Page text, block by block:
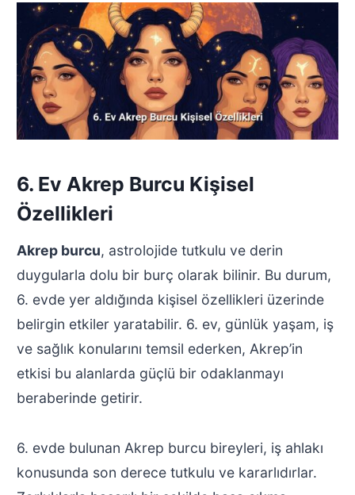
6. Ev Akrep Burcu Kişisel
Özellikleri
Akrep burcu, astrolojide tutkulu ve derin
duygularla dolu bir burç olarak bilinir. Bu durum,
6. evde yer aldığında kişisel özellikleri üzerinde
belirgin etkiler yaratabilir. 6. ev, günlük yaşam, iş
ve sağlık konularını temsil ederken, Akrep’in
etkisi bu alanlarda güçlü bir odaklanmayı
beraberinde getirir.
6. evde bulunan Akrep burcu bireyleri, iş ahlakı
konusunda son derece tutkulu ve kararlıdırlar.